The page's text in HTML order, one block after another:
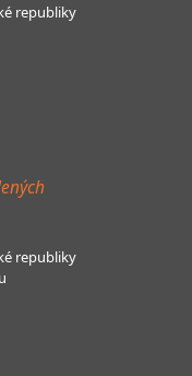
republiky
republiky